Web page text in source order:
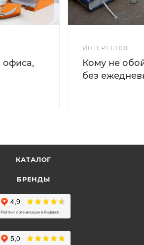
офиса,
ИНТЕРЕСНОЕ
Кому не
без
КАТАЛОГ
БРЕНДЫ